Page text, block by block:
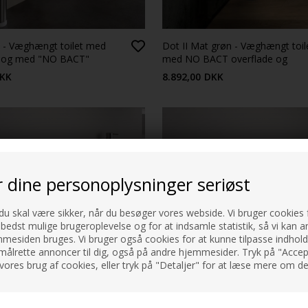
dine personoplysninger seriøst
skal være sikker, når du besøger vores webside. Vi bruger cookies
mulige brugeroplevelse og for at indsamle statistik, så vi kan
bruges. Vi bruger også cookies for at kunne tilpasse
annoncer til dig, også på andre hjemmesider. Tryk på
brug af cookies, eller tryk på "Detaljer" for at læse mere om
- Væghængt toilet med
med "NO BACT"
Dot II Mat grøn - Væghængt
med NO BACT overflade og
toiletsæde
8.892,00 DKK